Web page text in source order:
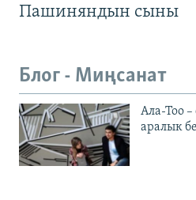
Пашиняндын сыны
Блог - Миңсанат
Ала-Тоо
аралык